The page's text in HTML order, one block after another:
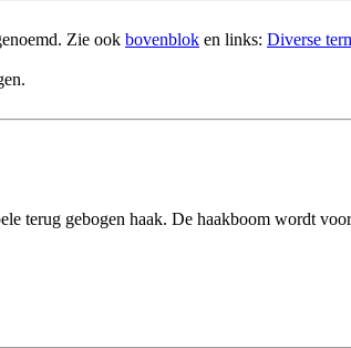
Zie ook bovenblok en links: Diverse
terug gebogen haak. De haakboom wordt